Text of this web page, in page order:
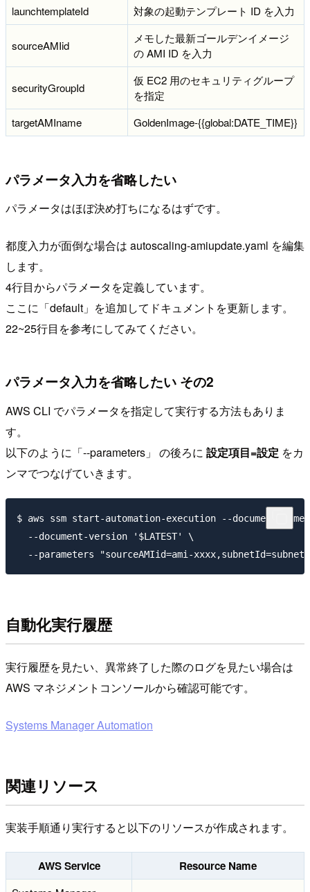
launchtemplateId
対象の起動テンプレート ID を入力
sourceAMIid
メモした最新ゴールデンイメージ
の AMI ID を入力
securityGroupId
仮 EC2 用のセキュリティグループ
を指定
targetAMIname
GoldenImage-{{global:DATE_TIME}}
パラメータ入力を省略したい
パラメータはほぼ決め打ちになるはずです。
都度入力が面倒な場合は autoscaling-amiupdate.yaml を編集
します。
4行目からパラメータを定義しています。
ここに「default」を追加してドキュメントを更新します。
22~25行目を参考にしてみてください。
パラメータ入力を省略したい その2
AWS CLI でパラメータを指定して実行する方法もありま
す。
以下のように「--parameters」 の後ろに 設定項目=設定 をカ
ンマでつなげていきます。
$ aws ssm start-automation-execution --document-name
  --document-version '$LATEST' \
自動化実行履歴
実行履歴を見たい、異常終了した際のログを見たい場合は
AWS マネジメントコンソールから確認可能です。
Systems Manager Automation
関連リソース
実装手順通り実行すると以下のリソースが作成されます。
AWS Service Resource Name